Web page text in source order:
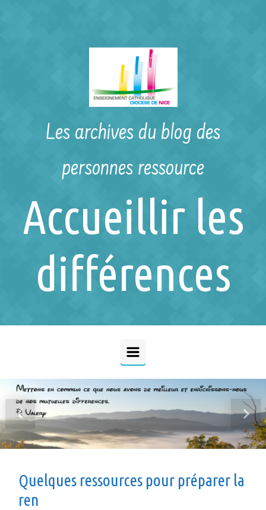
Les archives du blog des
personnes ressource
Accueillir les
différences
Previous Next
Quelques ressources pour préparer la
ren